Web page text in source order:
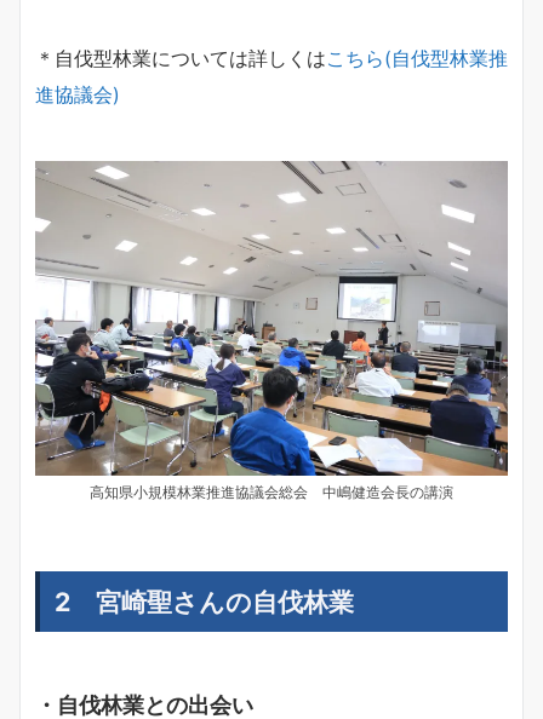
＊自伐型林業については詳しくはこちら(自伐型林業推
進協議会)
高知県小規模林業推進協議会総会 中嶋健造会長の講演
2 宮崎聖さんの自伐林業
・自伐林業との出会い